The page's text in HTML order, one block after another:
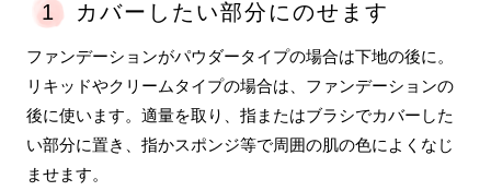
1 カバーしたい部分にのせます
ファンデーションがパウダータイプの場合は下地の後に。
リキッドやクリームタイプの場合は、ファンデーションの
後に使います。適量を取り、指またはブラシでカバーした
い部分に置き、指かスポンジ等で周囲の肌の色によくなじ
ませます。